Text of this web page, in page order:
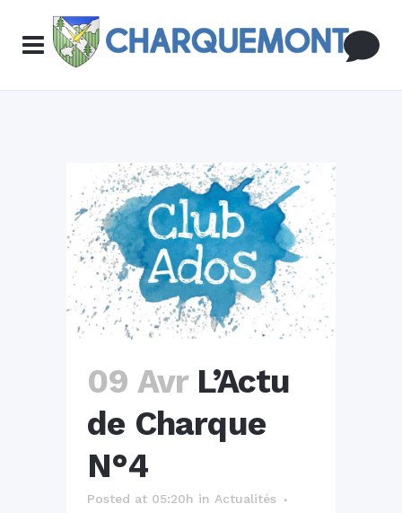
09 Avr L’Actu
de Charque
N°4
Posted at 05:20h in Actualités